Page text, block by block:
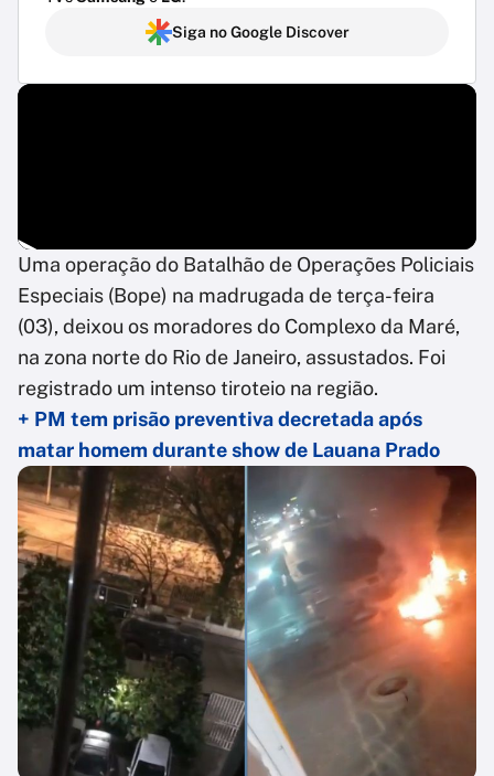
Siga no Google Discover
Uma operação do Batalhão de Operações Policiais
Especiais (Bope) na madrugada de terça-feira
(03), deixou os moradores do Complexo da Maré,
na zona norte do Rio de Janeiro, assustados. Foi
registrado um intenso tiroteio na região.
+ PM tem prisão preventiva decretada após
matar homem durante show de Lauana Prado